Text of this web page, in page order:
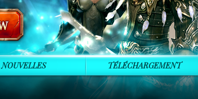
NOUVELLES TÉLÉCHARGEMENT